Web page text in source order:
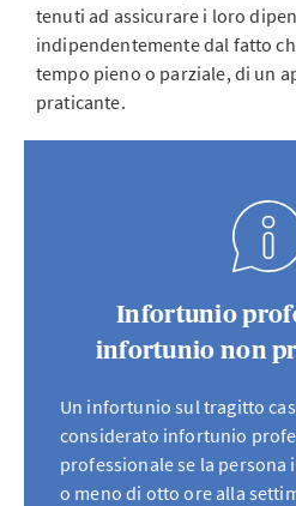
tenuti ad assicurare i loro
indipendentemente dal fatto
tempo pieno o parziale, di un
praticante.
Infortunio
infortunio non
Un infortunio sul tragitto
considerato infortunio
professionale se la
o meno di otto ore alla